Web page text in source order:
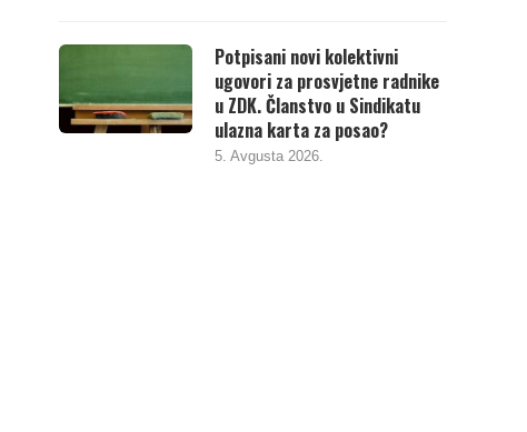
Potpisani novi kolektivni
ugovori za prosvjetne radnike
u ZDK. Članstvo u Sindikatu
ulazna karta za posao?
5. Avgusta 2026.